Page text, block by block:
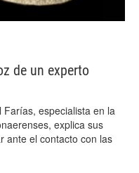
de un experto
Farías, especialista en la
explica sus
ante el contacto con las